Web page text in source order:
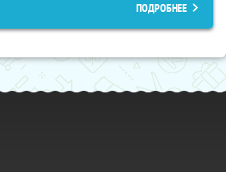
ПОДРОБНЕЕ